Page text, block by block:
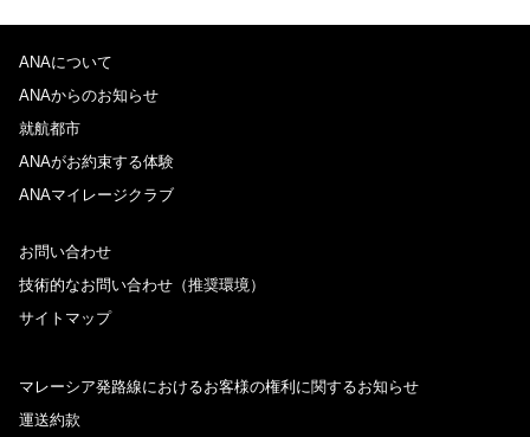
ANAについて
ANAからのお知らせ
就航都市
ANAがお約束する体験
ANAマイレージクラブ
お問い合わせ
技術的なお問い合わせ（推奨環境）
サイトマップ
マレーシア発路線におけるお客様の権利に関するお知らせ
運送約款